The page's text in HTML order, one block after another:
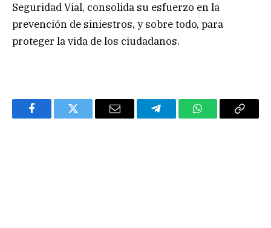
Seguridad Vial, consolida su esfuerzo en la
prevención de siniestros, y sobre todo, para
proteger la vida de los ciudadanos.
FacebookTwitter Email TelegramWhatsAppCopy